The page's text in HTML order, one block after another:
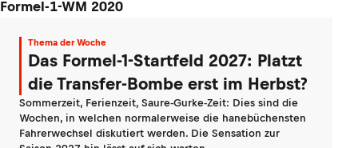
Formel-1-WM 2020
Thema der Woche
Das Formel-1-Startfeld 2027: Platzt
die Transfer-Bombe erst im Herbst?
Sommerzeit, Ferienzeit, Saure-Gurke-Zeit: Dies sind die
Wochen, in welchen normalerweise die hanebüchensten
Fahrerwechsel diskutiert werden. Die Sensation zur